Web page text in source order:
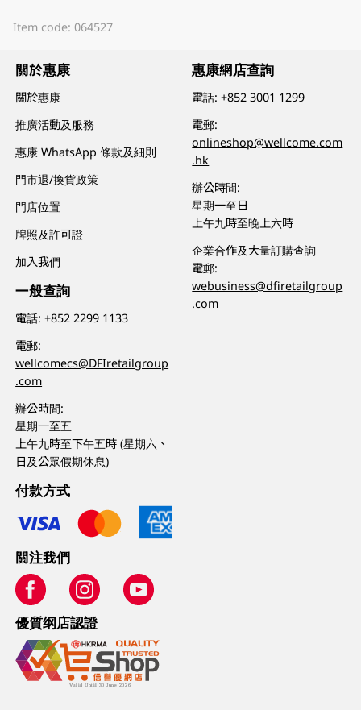
Item code: 064527
關於惠康
關於惠康
推廣活動及服務
惠康 WhatsApp 條款及細則
門市退/換貨政策
門店位置
牌照及許可證
加入我們
一般查詢
電話:+852 2299 1133
電郵:
wellcomecs@DFIretailgroup
.com
辦公時間:
星期一至五
上午九時至下午五時 (星期六、
日及公眾假期休息)
惠康網店查詢
電話:+852 3001 1299
電郵:
onlineshop@wellcome.com
.hk
辦公時間:
星期一至日
上午九時至晚上六時
企業合作及大量訂購查詢
電郵:
webusiness@dfiretailgroup
.com
付款方式
關注我們
優質纲店認證